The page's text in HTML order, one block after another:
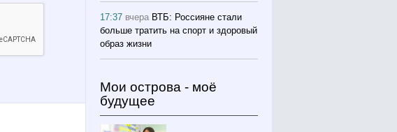
17:37 вчера ВТБ: Россияне стали
больше тратить на спорт и здоровый
образ жизни
Мои острова - моё
будущее